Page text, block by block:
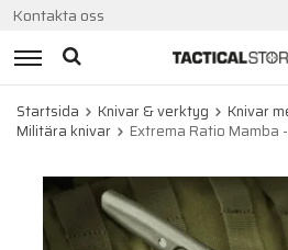
Kontakta oss
Startsida Knivar & verktyg
Knivar
Militära knivar
Extrema Ratio Mamba